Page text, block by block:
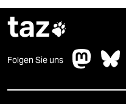
taz
Folgen Sie uns